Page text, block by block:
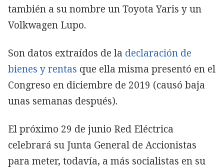
también a su nombre un Toyota Yaris y un
Volkwagen Lupo.
Son datos extraídos de la declaración de
bienes y rentas que ella misma presentó en el
Congreso en diciembre de 2019 (causó baja
unas semanas después).
El próximo 29 de junio Red Eléctrica
celebrará su Junta General de Accionistas
para meter, todavía, a más socialistas en su